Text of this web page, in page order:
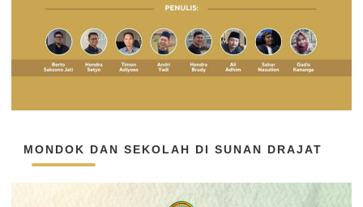
MONDOK DAN SEKOLAH DI SUNAN DRAJAT